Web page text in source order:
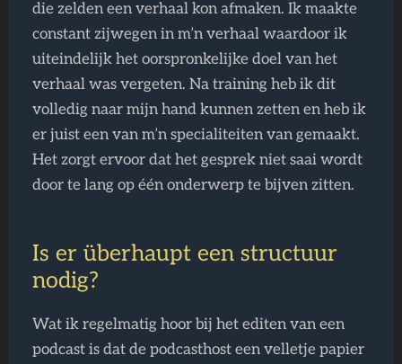
die zelden een verhaal kon afmaken. Ik maakte
constant zijwegen in m’n verhaal waardoor ik
uiteindelijk het oorspronkelijke doel van het
verhaal was vergeten. Na training heb ik dit
volledig naar mijn hand kunnen zetten en heb ik
er juist een van m’n specialiteiten van gemaakt.
Het zorgt ervoor dat het gesprek niet saai wordt
door te lang op één onderwerp te bijven zitten.
Is er überhaupt een structuur
nodig?
Wat ik regelmatig hoor bij het editen van een
podcast is dat de podcasthost een velletje papier